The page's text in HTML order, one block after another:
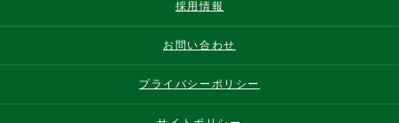
採用情報
お問い合わせ
プライバシーポリシー